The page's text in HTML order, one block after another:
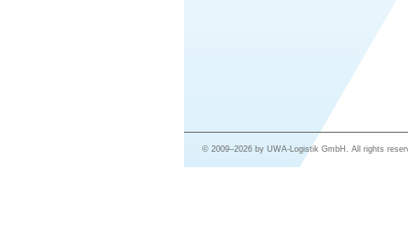
© 2009–2026 by UWA-Logistik GmbH. All rights